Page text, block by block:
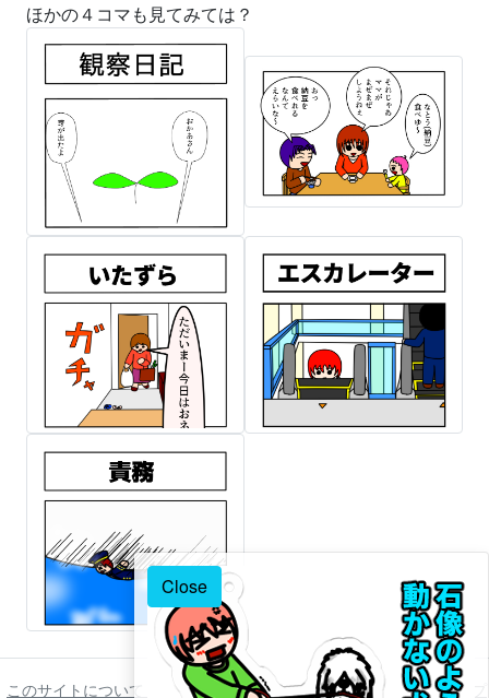
Close
ほかの４コマも見てみては？
このサイトについて ご利用について 著作権について 免責事項